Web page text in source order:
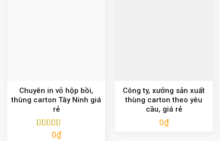
Chuyên in vỏ hộp bồi,
thùng carton Tây Ninh giá
rẻ
Được xếp
0₫
Công ty, xưởng sản xuất
thùng carton theo yêu
cầu, giá rẻ
0₫